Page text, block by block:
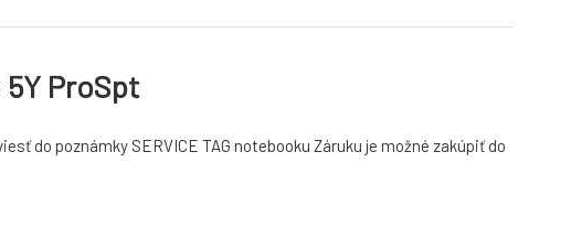
ProSpt
do poznámky SERVICE TAG notebooku Záruku je možné zakúpiť do